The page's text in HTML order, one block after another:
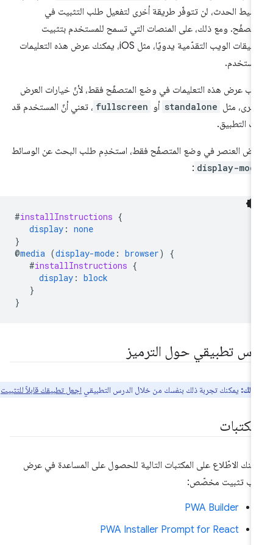
الحدث، لن تتوفّر طريقة أخرى لتفعيل طلب التثبيت في
ومع ذلك، على المنصات التي تسمح للمستخدم بتثبيت
تطبيقات الويب التقدّمية يدويًا، مثل iOS، يمكنك عرض هذه التعليمات
عرض هذه التعليمات في وضع المتصفّح فقط، لأنّ خيارات العرض
مثل standalone أو fullscreen ، تعني أنّ المستخدم قد
التطبيق.
العنصر في وضع المتصفّح فقط، استخدِم طلب البحث عن الوسائط
display-
:
#installInstructions
display: none
@media (display-mode: browser
#installInstructions
display: block
تطبيقي حول الترميز
يمكنك تجربة ذلك بنفسك من خلال الدرس التطبيقياجعل تطبيقك قابلاً للتثبيت.
الاطّلاع على المكتبات التالية للحصول على المساعدة في عرض
تثبيت مخصّص:
PWA Builder
PWA Installer Prompt for React